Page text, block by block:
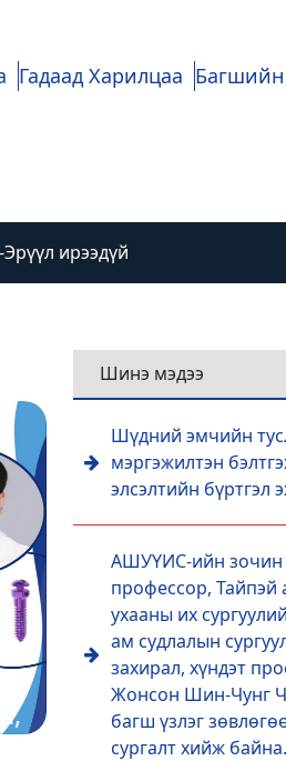
Гадаад Харилцаа
ирээдүй
Шинэ мэдээ
Шүдний эмчийн
мэргэжилтэн
элсэлтийн бүртгэл
АШУҮИС-ийн зочин
профессор, Тайпэй
ухааны их
ам судлалын
захирал, хүндэт
Жонсон Шин-Чунг
багш үзлэг
сургалт хийж байна.